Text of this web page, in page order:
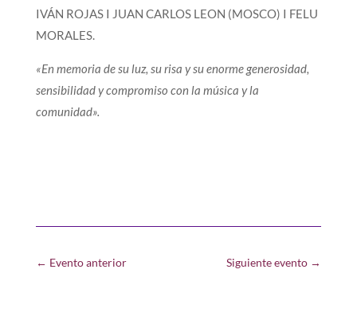
IVÁN ROJAS I JUAN CARLOS LEON (MOSCO) I FELU
MORALES.
«En memoria de su luz, su risa y su enorme generosidad,
sensibilidad y compromiso con la música y la
comunidad».
← Evento anterior Siguiente evento →